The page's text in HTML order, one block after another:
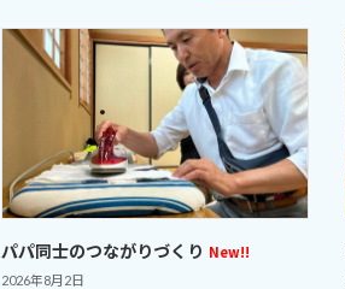
パパ同士のつながりづくり New!!
2026年8月2日